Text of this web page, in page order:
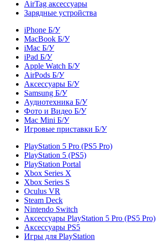
AirTag аксессуары
Зарядные устройства
iPhone Б/У
MacBook Б/У
iMac Б/У
iPad Б/У
Apple Watch Б/У
AirPods Б/У
Аксессуары Б/У
Samsung Б/У
Аудиотехника Б/У
Фото и Видео Б/У
Mac Mini Б/У
Игровые приставки Б/У
PlayStation 5 Pro (PS5 Pro)
PlayStation 5 (PS5)
PlayStation Portal
Xbox Series X
Xbox Series S
Oculus VR
Steam Deck
Nintendo Switch
Аксессуары PlayStation 5 Pro (PS5 Pro)
Аксессуары PS5
Игры для PlayStation